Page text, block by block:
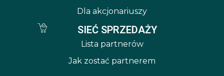
Dla akcjonariuszy
SIEĆ SPRZEDAŻY
Lista partnerów
Jak zostać partnerem